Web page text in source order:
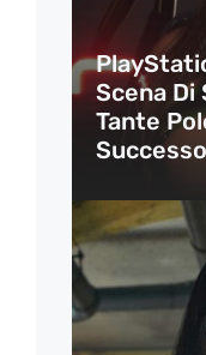
Scena Di
Tante
Successo